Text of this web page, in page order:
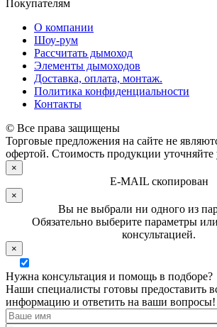
Покупателям
О компании
Шоу-рум
Рассчитать дымоход
Элементы дымоходов
Доставка, оплата, монтаж.
Политика конфиденциальности
Контакты
© Все права защищены
Торговые предложения на сайте не
офертой. Стоимость продукции уточняйте
×
E-MAIL скопирован
×
Вы не выбрали ни одного из
Обязательно выберите параметры или
консультацией.
×
Нужна консультация и помощь в подборе?
Наши специалисты готовы предоставить
информацию и ответить на ваши вопросы!